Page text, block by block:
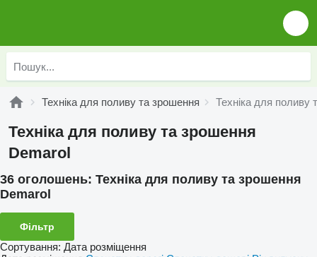
Техніка для поливу та зрошення Техніка для поливу
Техніка для поливу та зрошення
Demarol
36 оголошень: Техніка для поливу та зрошення
Demarol
Фільтр
Сортування: Дата розміщення